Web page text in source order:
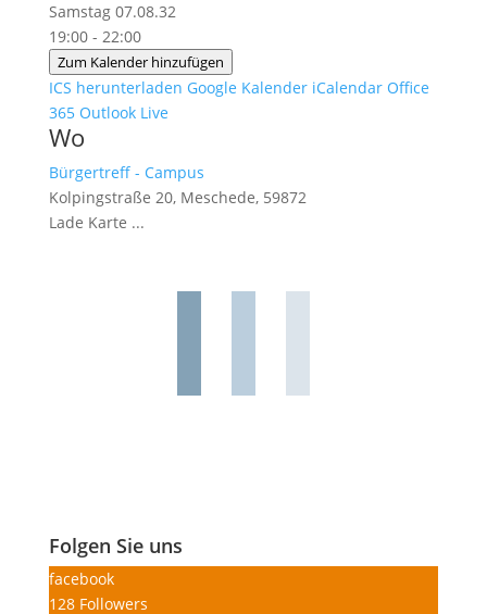
Samstag 07.08.32
19:00 - 22:00
Zum Kalender hinzufügen
ICS herunterladen Google Kalender iCalendar Office
365 Outlook Live
Wo
Bürgertreff - Campus
Kolpingstraße 20, Meschede, 59872
Lade Karte ...
Folgen Sie uns
facebook
128 Followers